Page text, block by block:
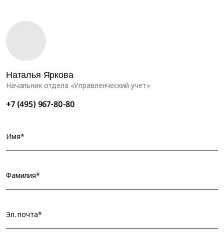
Наталья Яркова
Начальник отдела «Управленческий учет»
+7 (495) 967-80-80
Имя*
Фамилия*
Эл. почта*